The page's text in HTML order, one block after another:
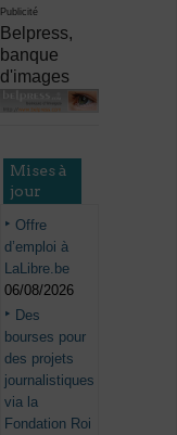
Publicité
Belpress,
banque
d'images
Mises à
jour
Offre
d’emploi à
LaLibre.be
06/08/2026
Des
bourses pour
des projets
journalistiques
via la
Fondation Roi